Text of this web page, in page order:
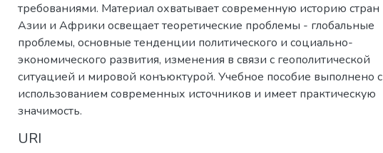
требованиями. Материал охватывает современную историю стран
Азии и Африки освещает теоретические проблемы - глобальные
проблемы, основные тенденции политического и социально-
экономического развития, изменения в связи с геополитической
ситуацией и мировой конъюктурой. Учебное пособие выполнено с
использованием современных источников и имеет практическую
значимость.
URI